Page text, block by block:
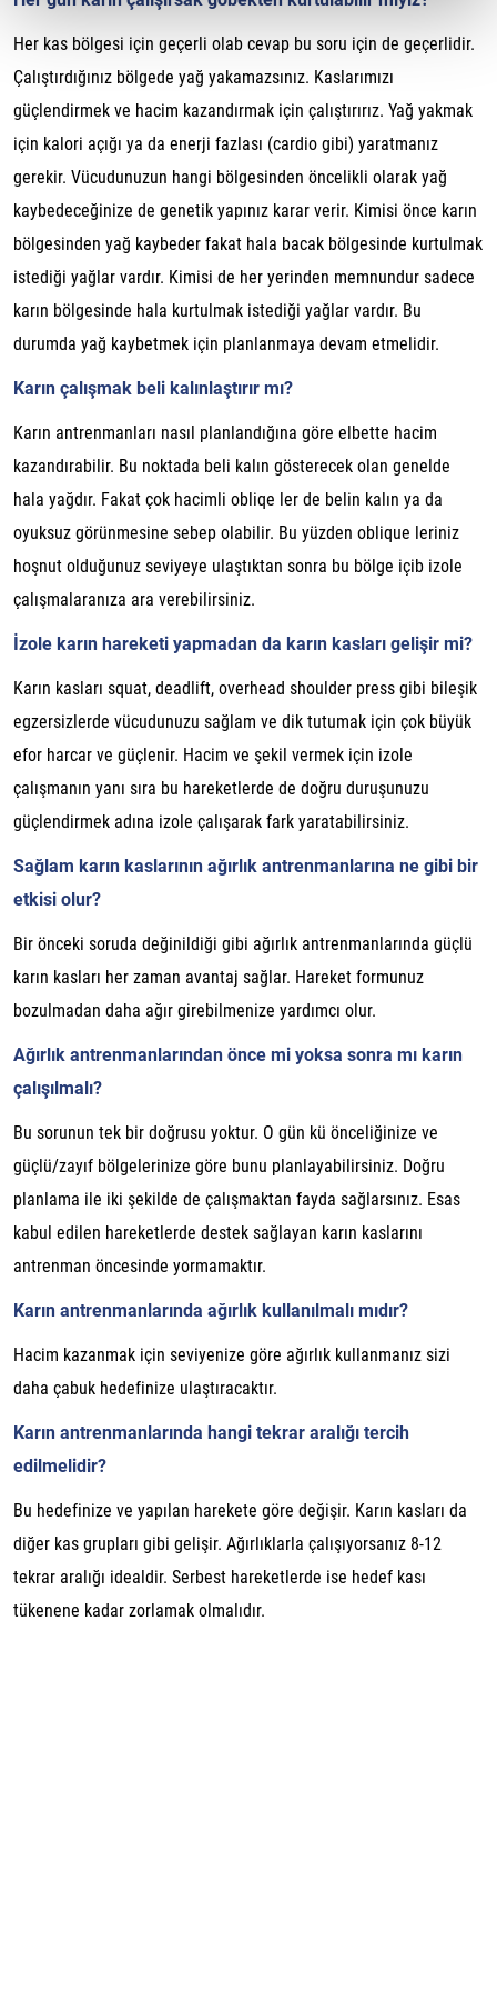
Her kas bölgesi için geçerli olab cevap bu soru için de geçerlidir.
Çalıştırdığınız bölgede yağ yakamazsınız. Kaslarımızı
güçlendirmek ve hacim kazandırmak için çalıştırırız. Yağ yakmak
için kalori açığı ya da enerji fazlası (cardio gibi) yaratmanız
gerekir. Vücudunuzun hangi bölgesinden öncelikli olarak yağ
kaybedeceğinize de genetik yapınız karar verir. Kimisi önce karın
bölgesinden yağ kaybeder fakat hala bacak bölgesinde kurtulmak
istediği yağlar vardır. Kimisi de her yerinden memnundur sadece
karın bölgesinde hala kurtulmak istediği yağlar vardır. Bu
durumda yağ kaybetmek için planlanmaya devam etmelidir.
Karın çalışmak beli kalınlaştırır mı?
Karın antrenmanları nasıl planlandığına göre elbette hacim
kazandırabilir. Bu noktada beli kalın gösterecek olan genelde
hala yağdır. Fakat çok hacimli obliqe ler de belin kalın ya da
oyuksuz görünmesine sebep olabilir. Bu yüzden oblique leriniz
hoşnut olduğunuz seviyeye ulaştıktan sonra bu bölge içib izole
çalışmalaranıza ara verebilirsiniz.
İzole karın hareketi yapmadan da karın kasları gelişir mi?
Karın kasları squat, deadlift, overhead shoulder press gibi bileşik
egzersizlerde vücudunuzu sağlam ve dik tutumak için çok büyük
efor harcar ve güçlenir. Hacim ve şekil vermek için izole
çalışmanın yanı sıra bu hareketlerde de doğru duruşunuzu
güçlendirmek adına izole çalışarak fark yaratabilirsiniz.
Sağlam karın kaslarının ağırlık antrenmanlarına ne gibi bir
etkisi olur?
Bir önceki soruda değinildiği gibi ağırlık antrenmanlarında güçlü
karın kasları her zaman avantaj sağlar. Hareket formunuz
bozulmadan daha ağır girebilmenize yardımcı olur.
Ağırlık antrenmanlarından önce mi yoksa sonra mı karın
çalışılmalı?
Bu sorunun tek bir doğrusu yoktur. O gün kü önceliğinize ve
güçlü/zayıf bölgelerinize göre bunu planlayabilirsiniz. Doğru
planlama ile iki şekilde de çalışmaktan fayda sağlarsınız. Esas
kabul edilen hareketlerde destek sağlayan karın kaslarını
antrenman öncesinde yormamaktır.
Karın antrenmanlarında ağırlık kullanılmalı mıdır?
Hacim kazanmak için seviyenize göre ağırlık kullanmanız sizi
daha çabuk hedefinize ulaştıracaktır.
Karın antrenmanlarında hangi tekrar aralığı tercih
edilmelidir?
Bu hedefinize ve yapılan harekete göre değişir. Karın kasları da
diğer kas grupları gibi gelişir. Ağırlıklarla çalışıyorsanız 8-12
tekrar aralığı idealdir. Serbest hareketlerde ise hedef kası
tükenene kadar zorlamak olmalıdır.